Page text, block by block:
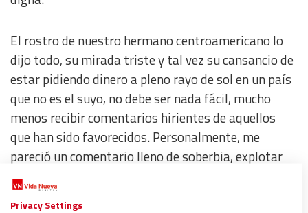
El rostro de nuestro hermano centroamericano lo
dijo todo, su mirada triste y tal vez su cansancio de
estar pidiendo dinero a pleno rayo de sol en un país
que no es el suyo, no debe ser nada fácil, mucho
menos recibir comentarios hirientes de aquellos
que han sido favorecidos. Personalmente, me
pareció un comentario lleno de soberbia, explotar
con
de vulnerabilidad, inseguridad y en desventaja
Privacy Settings